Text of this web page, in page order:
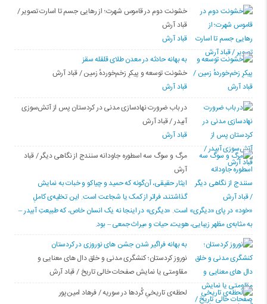
خشونت دوم در قاموس شهرت؛ از رهایی جسم تا اسارت تصویر /
قباد آرش
قباد آرش
بە بهانه حادثە در معدن طلای قلقله سقز
خشونت توسعه و پیکرِ زخم‌خوردهٔ زمین / قباد آرش
قباد آرش
در باب ضرورت نهادسازی مدنی در کردستان پس از آتش‌سوزی
آبیدر / قباد آرش
قباد آرش
مرگ و سوگ سه اسطوره جاودانه سنندج از نگاهی دیگر / قباد
آرش
ایثار حقیقی، آن‌گونه که حمید و چیاکو و خبات به نمایش
گذاشتند، فراتر از کمک یا شجاعت است. این تخلیه‌ی کاملِ
«خود» در پای «دیگری» است. «دیگری» در اینجا نه یک انسان خاص، که طبیعتِ آبیدر –
به مثابه‌ی مظهر زیبایی، هویت، حیات و میراث جمعی – بود.
به بهانه فراگیر شدن جشن های نوروزی در کردستان
نوروز کردستان؛ کنشگری مدنی و خلق دال های معنایی و
مقاومتی یا نمایش صفحات خالی تاریخ / قباد آرش
لحظه‌ی تاریخیِ کُردها در سوریه / فرهاد امین‌پور